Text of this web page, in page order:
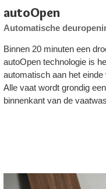
autoOpen
Automatische
Binnen 20 minuten een
autoOpen technologie is
automatisch aan het
Alle vaat wordt grondig
binnenkant van de